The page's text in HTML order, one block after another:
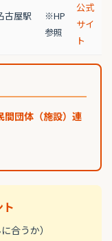
古屋駅
※HP
参照
公式
サイ
ト
間団体（施設）連
合うか）